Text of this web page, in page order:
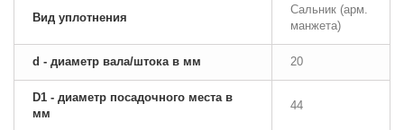
Вид уплотнения
Сальник (арм.
манжета)
d - диаметр вала/штока в мм 20
D1 - диаметр посадочного места в
мм
44